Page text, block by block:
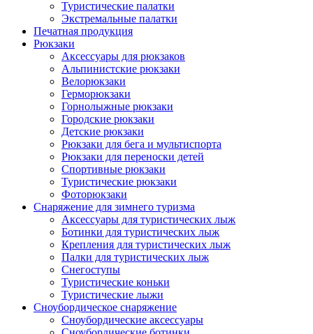
Туристические палатки
Экстремальные палатки
Печатная продукция
Рюкзаки
Аксессуары для рюкзаков
Альпинистские рюкзаки
Велорюкзаки
Герморюкзаки
Горнолыжные рюкзаки
Городские рюкзаки
Детские рюкзаки
Рюкзаки для бега и мультиспорта
Рюкзаки для переноски детей
Спортивные рюкзаки
Туристические рюкзаки
Фоторюкзаки
Снаряжение для зимнего туризма
Аксессуары для туристических лыж
Ботинки для туристических лыж
Крепления для туристических лыж
Палки для туристических лыж
Снегоступы
Туристические коньки
Туристические лыжи
Сноубордическое снаряжение
Сноубордические аксессуары